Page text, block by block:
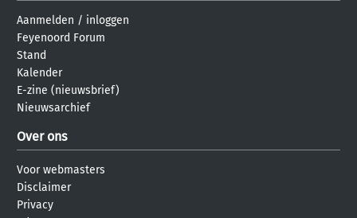
Aanmelden / inloggen
Feyenoord Forum
Stand
Kalender
E-zine (nieuwsbrief)
Nieuwsarchief
Over ons
Voor webmasters
Disclaimer
Privacy